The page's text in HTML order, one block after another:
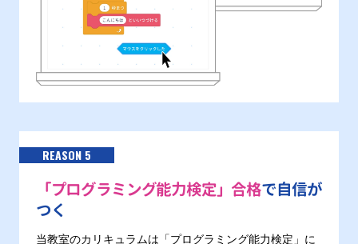
REASON 5
「プログラミング能力検定」合格で自信が
つく
当教室のカリキュラムは「プログラミング能力検定」に